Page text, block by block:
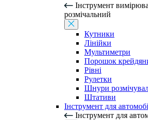
Інструмент
розмічальний
Кутники
Лінійки
Мультиметри
Порошок
Рівні
Рулетки
Шнури
Штативи
Інструмент для
Інструмент для